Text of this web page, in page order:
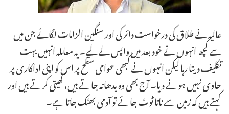
عالیہ نے طلاق کی درخواست دائر کی اور سنگین الزامات لگائے جن میں
سے کچھ انہوں نے خود بعد میں واپس لے لیے۔ یہ معاملہ انہیں بہت
تکلیف دیتا رہا لیکن انہوں نے کبھی عوامی سطح پر اس کو اپنی اداکاری پر
حاوی نہیں ہونے دیا۔ آج بھی وہ بدھانہ جاتے ہیں، کھیتی کرتے ہیں اور
کہتے ہیں کہ زمین سے ناتا ٹوٹ جائے تو آدمی بھٹک جاتا ہے۔